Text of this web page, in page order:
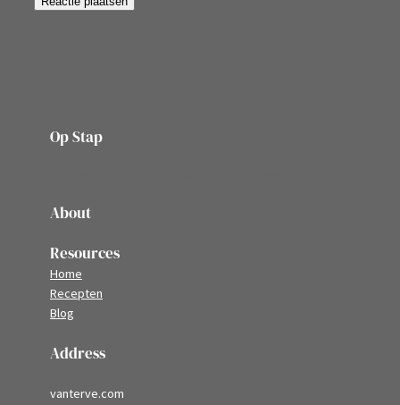
Op Stap
About
Resources
Home
Recepten
Blog
Address
vanterve.com